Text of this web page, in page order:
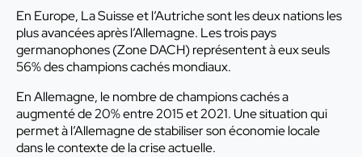
En Europe, La Suisse et l’Autriche sont les deux nations les
plus avancées après l’Allemagne. Les trois pays
germanophones (Zone DACH) représentent à eux seuls
56% des champions cachés mondiaux.
En Allemagne, le nombre de champions cachés a
augmenté de 20% entre 2015 et 2021. Une situation qui
permet à l’Allemagne de stabiliser son économie locale
dans le contexte de la crise actuelle.